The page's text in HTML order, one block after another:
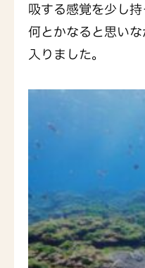
吸する感覚を少し
何とかなると思い
入りました。